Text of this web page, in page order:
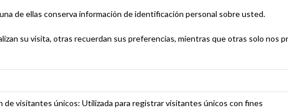
de ellas conserva información de identificación personal sobre usted.
su visita, otras recuerdan sus preferencias, mientras que otras solo nos
de visitantes únicos: Utilizada para registrar visitantes únicos con fines